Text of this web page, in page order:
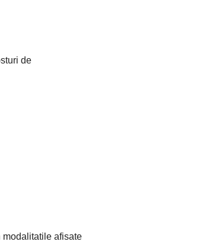
de
modalitatile afisate